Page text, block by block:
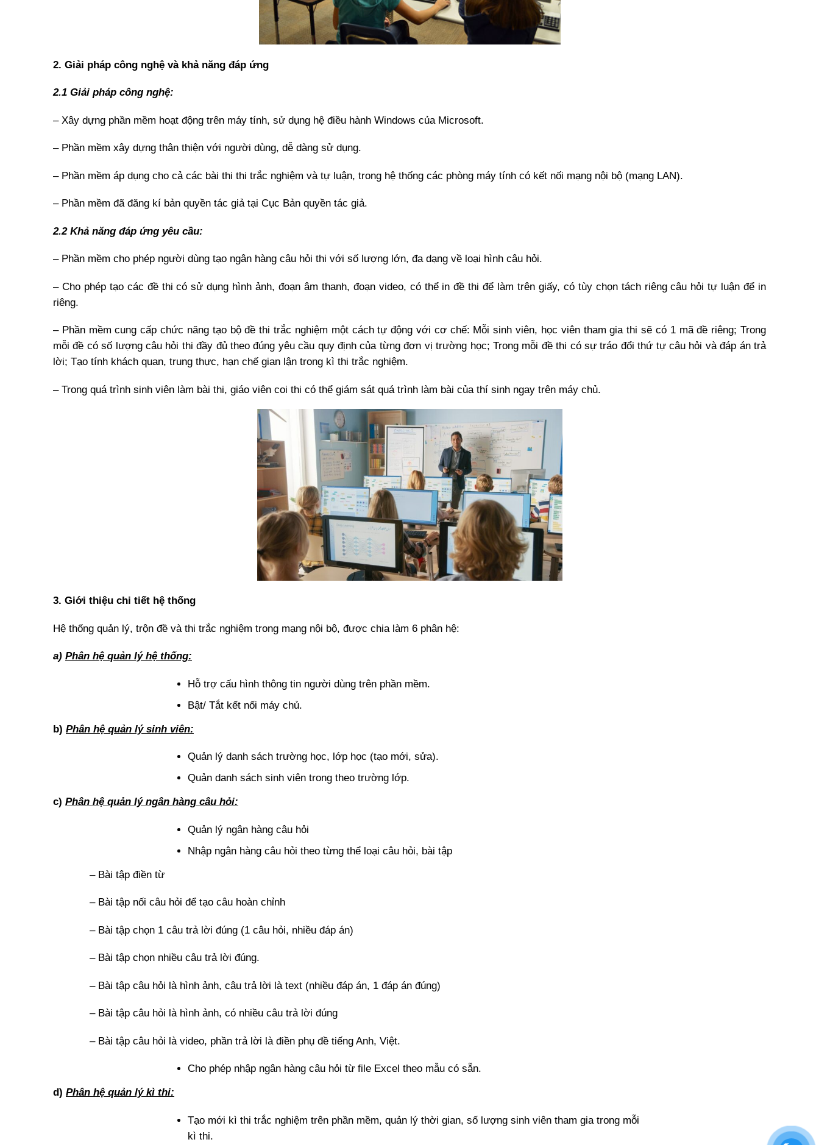
2. Giải pháp công nghệ và khả năng đáp ứng
2.1 Giải pháp công nghệ:
– Xây dựng phần mềm hoạt động trên máy tính, sử dụng hệ điều hành Windows của Microsoft.
– Phần mềm xây dựng thân thiện với người dùng, dễ dàng sử dụng.
– Phần mềm áp dụng cho cả các bài thi thi trắc nghiệm và tự luận, trong hệ thống các phòng máy tính có kết nối mạng nội bộ (mạng LAN).
– Phần mềm đã đăng kí bản quyền tác giả tại Cục Bản quyền tác giả.
2.2 Khả năng đáp ứng yêu cầu:
– Phần mềm cho phép người dùng tạo ngân hàng câu hỏi thi với số lượng lớn, đa dạng về loại hình câu hỏi.
– Cho phép tạo các đề thi có sử dụng hình ảnh, đoạn âm thanh, đoạn video, có thể in đề thi để làm trên giấy, có tùy chọn tách riêng câu hỏi tự luận để in
riêng.
– Phần mềm cung cấp chức năng tạo bộ đề thi trắc nghiệm một cách tự động với cơ chế: Mỗi sinh viên, học viên tham gia thi sẽ có 1 mã đề riêng; Trong
mỗi đề có số lượng câu hỏi thi đầy đủ theo đúng yêu cầu quy định của từng đơn vị trường học; Trong mỗi đề thi có sự tráo đổi thứ tự câu hỏi và đáp án trả
lời; Tạo tính khách quan, trung thực, hạn chế gian lận trong kì thi trắc nghiệm.
– Trong quá trình sinh viên làm bài thi, giáo viên coi thi có thể giám sát quá trình làm bài của thí sinh ngay trên máy chủ.
3. Giới thiệu chi tiết hệ thống
Hệ thống quản lý, trộn đề và thi trắc nghiệm trong mạng nội bộ, được chia làm 6 phân hệ:
a) Phân hệ quản lý hệ thống:
Hỗ trợ cấu hình thông tin người dùng trên phần mềm.
Bật/ Tắt kết nối máy chủ.
b) Phân hệ quản lý sinh viên:
Quản lý danh sách trường học, lớp học (tạo mới, sửa).
Quản danh sách sinh viên trong theo trường lớp.
c) Phân hệ quản lý ngân hàng câu hỏi:
Quản lý ngân hàng câu hỏi
Nhập ngân hàng câu hỏi theo từng thể loại câu hỏi, bài tập
– Bài tập điền từ
– Bài tập nối câu hỏi để tạo câu hoàn chỉnh
– Bài tập chọn 1 câu trả lời đúng (1 câu hỏi, nhiều đáp án)
– Bài tập chọn nhiều câu trả lời đúng.
– Bài tập câu hỏi là hình ảnh, câu trả lời là text (nhiều đáp án, 1 đáp án đúng)
– Bài tập câu hỏi là hình ảnh, có nhiều câu trả lời đúng
– Bài tập câu hỏi là video, phần trả lời là điền phụ đề tiếng Anh, Việt.
Cho phép nhập ngân hàng câu hỏi từ file Excel theo mẫu có sẵn.
d) Phân hệ quản lý kì thi:
Tạo mới kì thi trắc nghiệm trên phần mềm, quản lý thời gian, số lượng sinh viên tham gia trong mỗi
kì thi.